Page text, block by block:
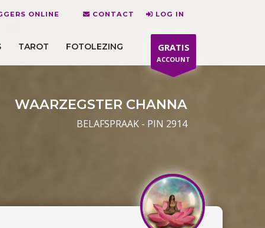
ONLINE CONTACT LOG IN
TAROT FOTOLEZING GRATIS
ACCOUNT
WAARZEGSTER CHANNA
BELAFSPRAAK - PIN 2914